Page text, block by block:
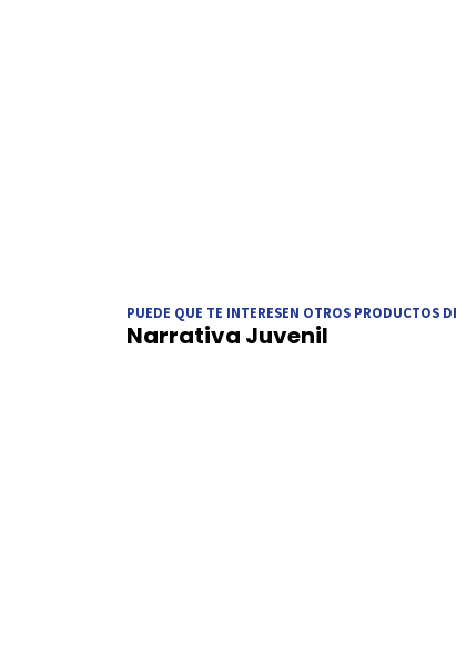
PUEDE QUE TE INTERESEN OTROS PRODUCTOS
Narrativa Juvenil